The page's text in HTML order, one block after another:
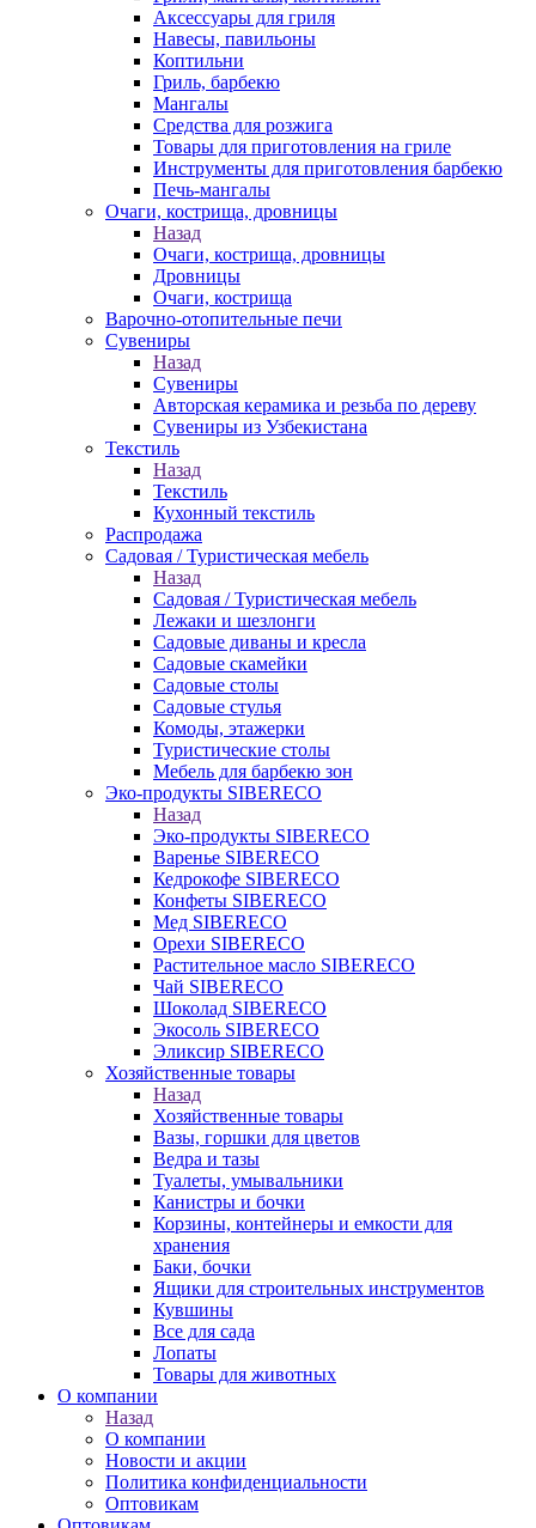
Аксессуары для гриля
Навесы, павильоны
Коптильни
Гриль, барбекю
Мангалы
Средства для розжига
Товары для приготовления на гриле
Инструменты для приготовления барбекю
Печь-мангалы
Очаги, кострища, дровницы
Назад
Очаги, кострища, дровницы
Дровницы
Очаги, кострища
Варочно-отопительные печи
Сувениры
Назад
Сувениры
Авторская керамика и резьба по дереву
Сувениры из Узбекистана
Текстиль
Назад
Текстиль
Кухонный текстиль
Распродажа
Садовая / Туристическая мебель
Назад
Садовая / Туристическая мебель
Лежаки и шезлонги
Садовые диваны и кресла
Садовые скамейки
Садовые столы
Садовые стулья
Комоды, этажерки
Туристические столы
Мебель для барбекю зон
Эко-продукты SIBERECO
Назад
Эко-продукты SIBERECO
Варенье SIBERECO
Кедрокофе SIBERECO
Конфеты SIBERECO
Мед SIBERECO
Орехи SIBERECO
Растительное масло SIBERECO
Чай SIBERECO
Шоколад SIBERECO
Экосоль SIBERECO
Эликсир SIBERECO
Хозяйственные товары
Назад
Хозяйственные товары
Вазы, горшки для цветов
Ведра и тазы
Туалеты, умывальники
Канистры и бочки
Корзины, контейнеры и емкости для
хранения
Баки, бочки
Ящики для строительных инструментов
Кувшины
Все для сада
Лопаты
Товары для животных
О компании
Назад
О компании
Новости и акции
Политика конфиденциальности
Оптовикам